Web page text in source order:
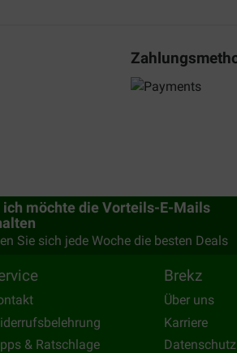
mencocco
2023
si è rotto in tutte le sue parti non se
Completamente deluso.
ich möchte die Vorteils-E-Mails
Sie sich jede Woche die besten Deals
& Ratschlage
Brekz
Über uns
Karriere
Datenschutz